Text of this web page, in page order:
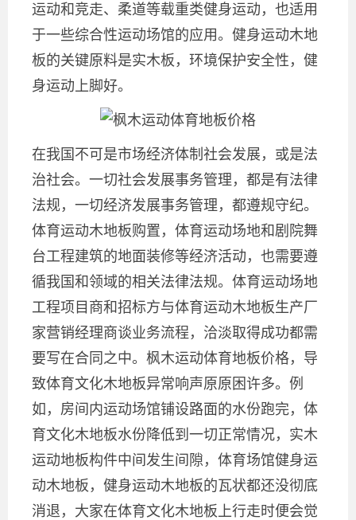
运动和竞走、柔道等载重类健身运动，也适用
于一些综合性运动场馆的应用。健身运动木地
板的关键原料是实木板，环境保护安全性，健
身运动上脚好。
在我国不可是市场经济体制社会发展，或是法
治社会。一切社会发展事务管理，都是有法律
法规，一切经济发展事务管理，都遵规守纪。
体育运动木地板购置，体育运动场地和剧院舞
台工程建筑的地面装修等经济活动，也需要遵
循我国和领域的相关法律法规。体育运动场地
工程项目商和招标方与体育运动木地板生产厂
家营销经理商谈业务流程，洽淡取得成功都需
要写在合同之中。枫木运动体育地板价格，导
致体育文化木地板异常响声原原困许多。例
如，房间内运动场馆铺设路面的水份跑完，体
育文化木地板水份降低到一切正常情况，实木
运动地板构件中间发生间隙，体育场馆健身运
动木地板，健身运动木地板的瓦状都还没彻底
消退，大家在体育文化木地板上行走时便会觉